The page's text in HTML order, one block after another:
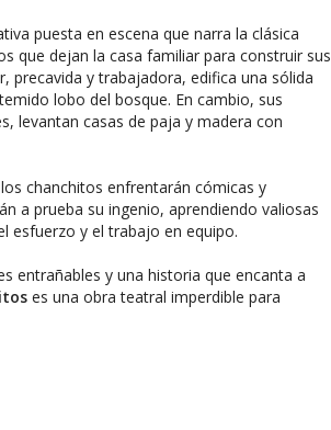
puesta en escena que narra la clásica
que dejan la casa familiar para construir sus
precavida y trabajadora, edifica una sólida
lobo del bosque. En cambio, sus
levantan casas de paja y madera con
chanchitos enfrentarán cómicas y
a prueba su ingenio, aprendiendo valiosas
esfuerzo y el trabajo en equipo.
entrañables y una historia que encanta a
es una obra teatral imperdible para